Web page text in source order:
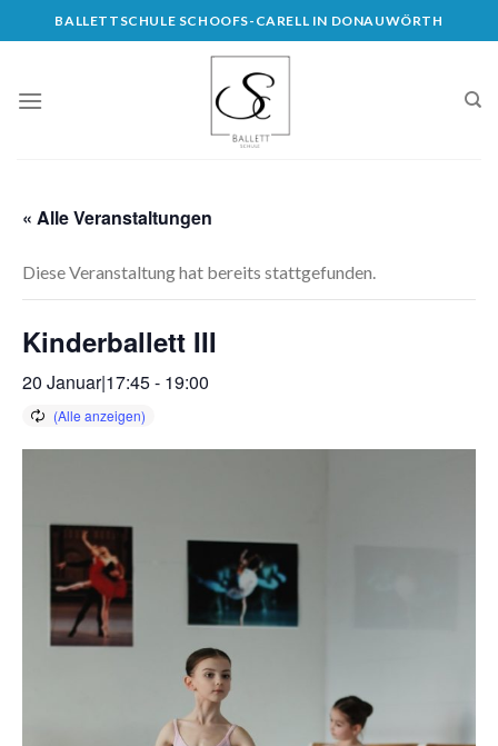
to
BALLETTSCHULE SCHOOFS-CARELL IN DONAUWÖRTH
« Alle Veranstaltungen
Diese Veranstaltung hat bereits stattgefunden.
Kinderballett III
20 Januar|17:45- 19:00